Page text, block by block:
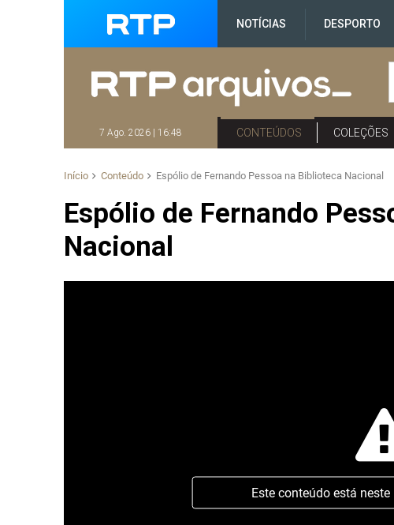
NOTÍCIAS DESPORTO
7 Ago. 2026 | 16:48 CONTEÚDOS COLEÇÕES
Início Conteúdo Espólio de Fernando Pessoa na Biblioteca Nacional
Espólio de Fernando
Nacional
Este conteúdo está